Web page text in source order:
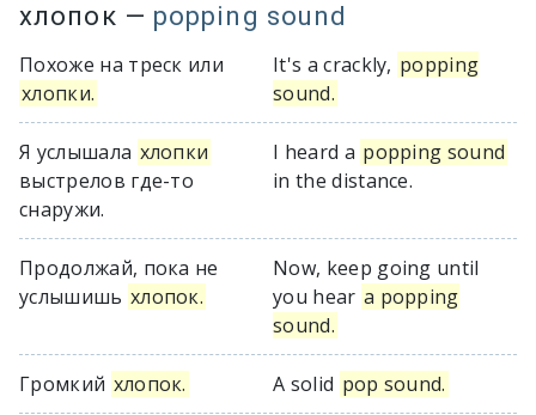
хлопок — popping sound
Похоже на треск или
хлопки.
It's a crackly, popping
sound.
Я услышала хлопки
выстрелов где-то
снаружи.
I heard a popping sound
in the distance.
Продолжай, пока не
услышишь хлопок.
Now, keep going until
you hear a popping
sound.
Громкий хлопок. A solid pop sound.